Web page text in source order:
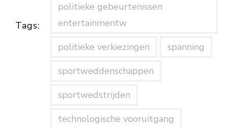
Tags:
politieke gebeurtenissen
entertainmentw
politieke verkiezingen
spanning
sportweddenschappen
sportwedstrijden
technologische vooruitgang